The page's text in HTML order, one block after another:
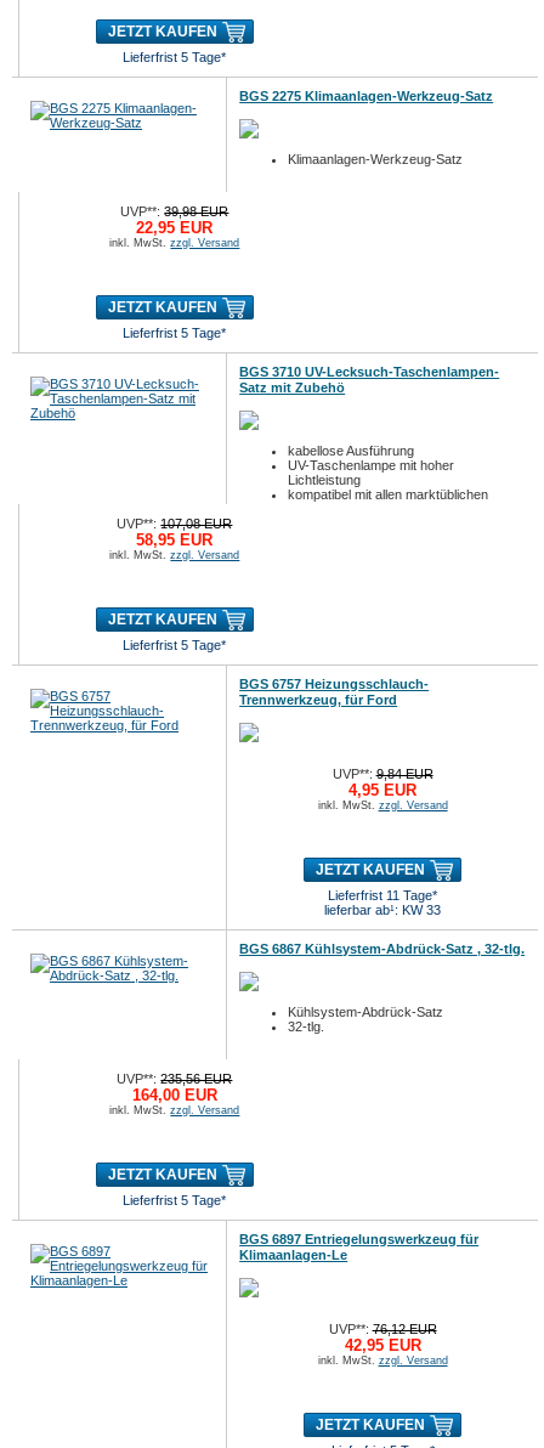
JETZT KAUFEN
Lieferfrist 5 Tage*
BGS 2275 Klimaanlagen-Werkzeug-Satz
Klimaanlagen-Werkzeug-Satz
UVP**:39,98 EUR
22,95 EUR
inkl. MwSt.zzgl. Versand
JETZT KAUFEN
Lieferfrist 5 Tage*
BGS 3710 UV-Lecksuch-Taschenlampen-
Satz mit Zubehö
kabellose Ausführung
UV-Taschenlampe mit hoher
Lichtleistung
kompatibel mit allen marktüblichen
UVP**:107,08 EUR
58,95 EUR
inkl. MwSt.zzgl. Versand
JETZT KAUFEN
Lieferfrist 5 Tage*
BGS 6757 Heizungsschlauch-
Trennwerkzeug, für Ford
UVP**:9,84 EUR
4,95 EUR
inkl. MwSt. zzgl. Versand
JETZT KAUFEN
Lieferfrist 11 Tage*
lieferbar ab¹: KW 33
BGS 6867 Kühlsystem-Abdrück-Satz , 32-tlg.
Kühlsystem-Abdrück-Satz
32-tlg.
UVP**:235,56 EUR
164,00 EUR
inkl. MwSt.zzgl. Versand
JETZT KAUFEN
Lieferfrist 5 Tage*
BGS 6897 Entriegelungswerkzeug für
Klimaanlagen-Le
UVP**:76,12 EUR
42,95 EUR
inkl. MwSt. zzgl. Versand
JETZT KAUFEN